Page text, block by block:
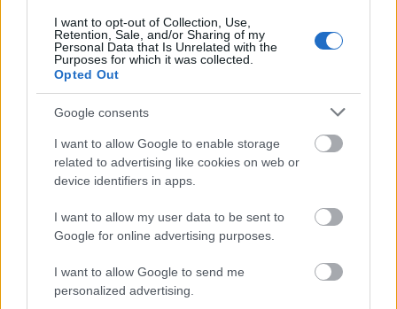
I want to opt-out of Collection, Use,
Retention, Sale, and/or Sharing of my
Personal Data that Is Unrelated with the
Purposes for which it was collected.
Opted Out
Google consents
I want to allow Google to enable storage
related to advertising like cookies on web or
device identifiers in apps.
I want to allow my user data to be sent to
Google for online advertising purposes.
I want to allow Google to send me
personalized advertising.
támaszkodva mutatta be Max Weber értékítéletekről
vallott felfogását. A nagy német szociológus
érzékletesen írta le a tények és az értékek között
húzódó áthidalhatatlan szakadékot:
Korszakunk sorsa, hogy ettünk a
tudás fájáról; tudnunk kell, hogy a
legalaроsabb történelmi kutatásból
sem olvashatjuk ki a világtörténés
értelmét; hogy csak mi magunk
adhatunk neki értelmet, hogy